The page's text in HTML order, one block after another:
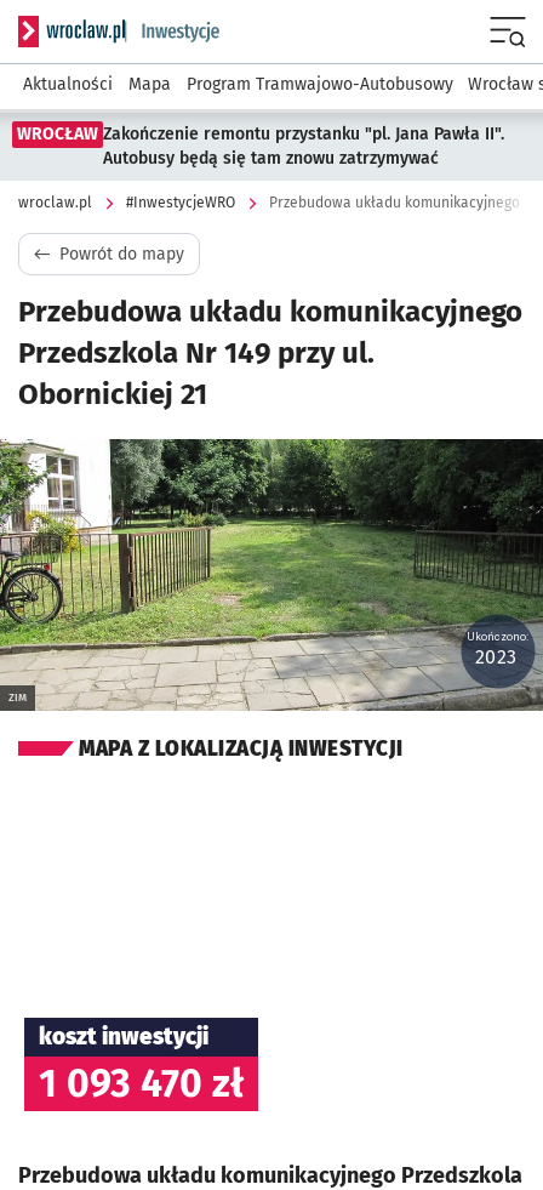
Serwis informacyjny wroclaw.pl podserwis:
Aktualności Mapa Program Tramwajowo-Autobusowy Wrocław
WROCŁAW Zakończenie remontu przystanku "pl. Jana Pawła II".
Autobusy będą się tam znowu zatrzymywać
wroclaw.pl #InwestycjeWRO Przebudowa układu komunikacyjnego
Powrót do mapy
Przebudowa układu komunikacyjnego
Przedszkola Nr 149 przy ul.
Obornickiej 21
Kliknij, aby powiększyć
ZIM
Ukończono:
2023
MAPA Z LOKALIZACJĄ INWESTYCJI
koszt inwestycji
1 093 470 zł
Przebudowa układu komunikacyjnego Przedszkola